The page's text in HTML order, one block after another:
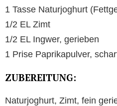
1 Tasse Naturjoghurt
1/2 EL Zimt
1/2 EL Ingwer, gerieben
1 Prise Paprikapulver,
ZUBEREITUNG:
Naturjoghurt, Zimt, fein